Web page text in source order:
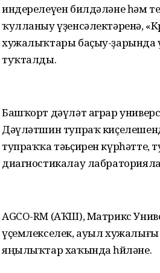
индерелеүен билдәләне һәм
ҡулланыу үҙенсәлектәренә,
хужалыҡтары баҫыу-ҙарында
туҡталды.
Башҡорт дәүләт аграр
Дәүләтшин тупраҡ
тупраҡҡа тәьҫирен күрһәтте,
диагностикалау
AGCO-RM (АҠШ), Матрикс
үҫемлекселек, ауыл
яңылыҡтар хаҡында һөйләне.